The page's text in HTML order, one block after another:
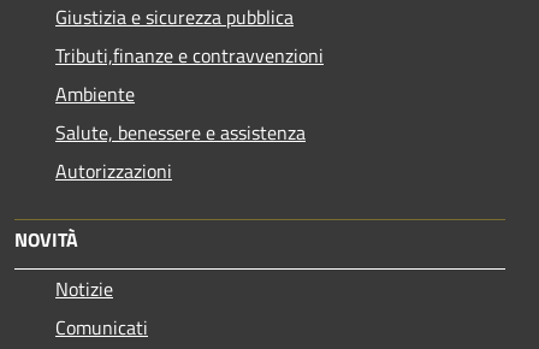
Giustizia e sicurezza pubblica
Tributi,finanze e contravvenzioni
Ambiente
Salute, benessere e assistenza
Autorizzazioni
NOVITÀ
Notizie
Comunicati